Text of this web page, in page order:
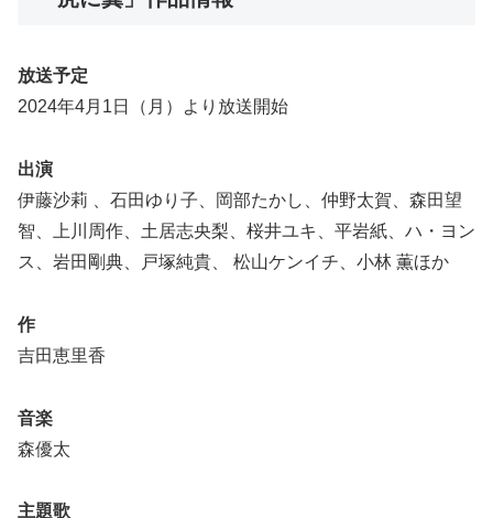
放送予定
2024年4月1日（月）より放送開始
出演
伊藤沙莉 、石田ゆり子、岡部たかし、仲野太賀、森田望
智、上川周作、土居志央梨、桜井ユキ、平岩紙、ハ・ヨン
ス、岩田剛典、戸塚純貴、 松山ケンイチ、小林 薫ほか
作
吉田恵里香
音楽
森優太
主題歌